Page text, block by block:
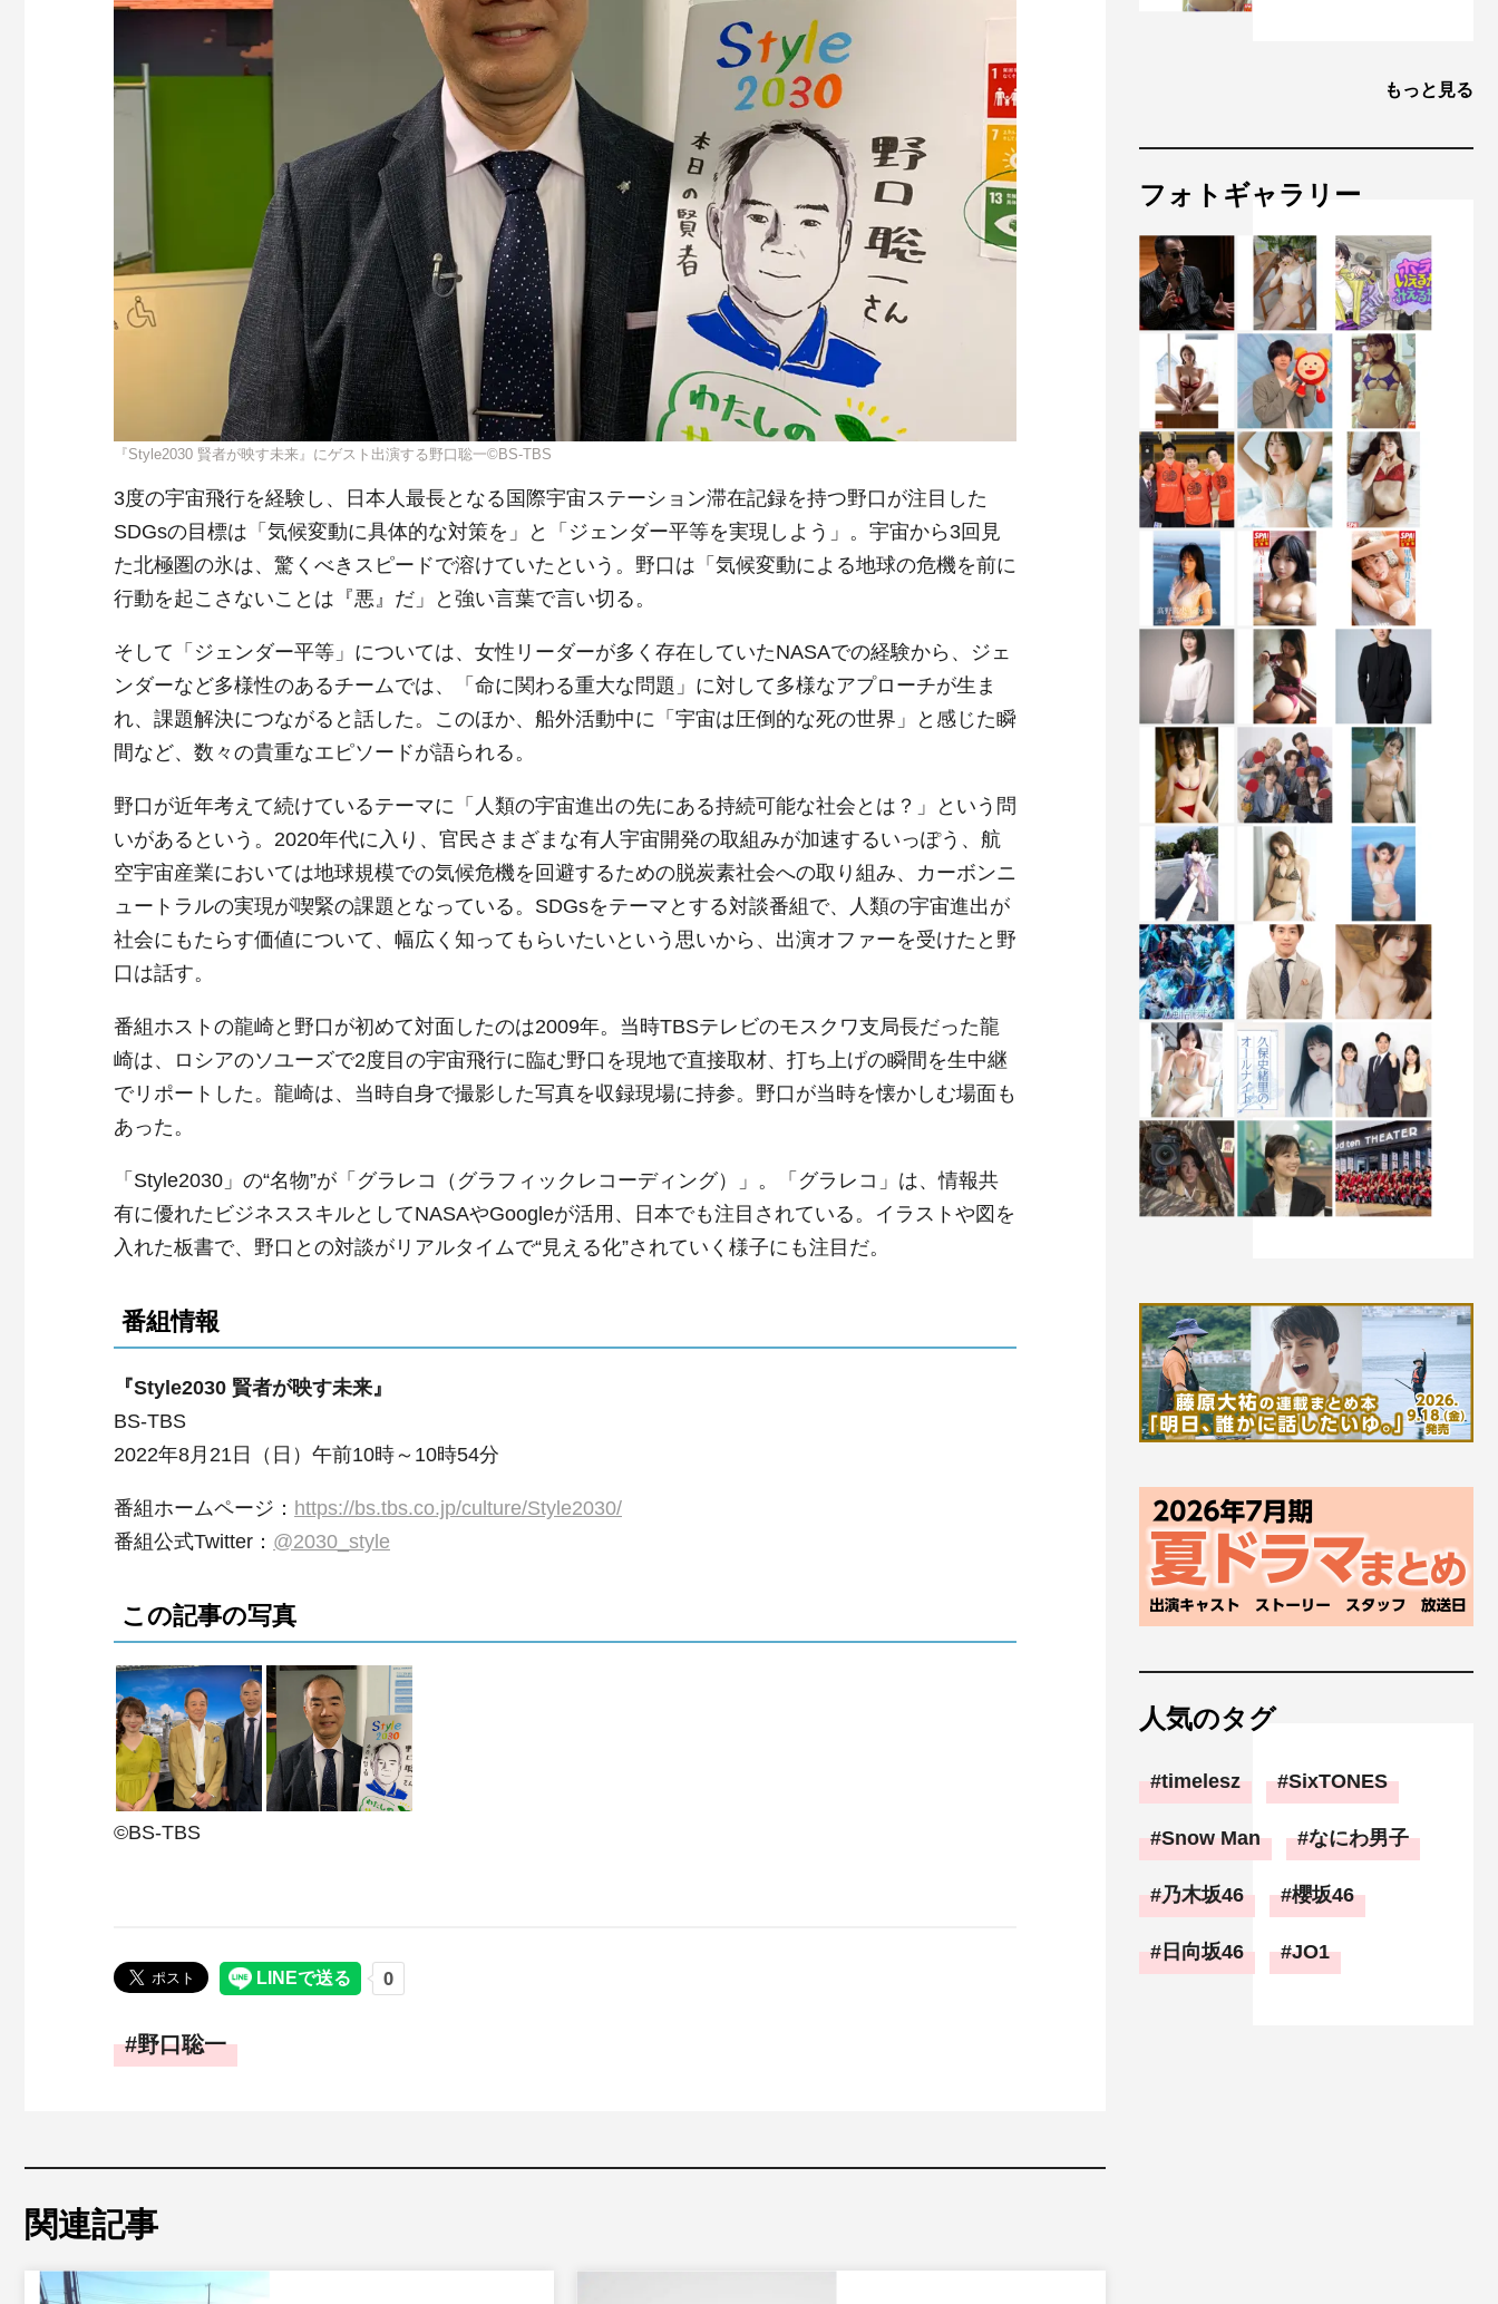
『Style2030 賢者が映す未来』にゲスト出演する野口聡一©BS-TBS
3度の宇宙飛行を経験し、日本人最長となる国際宇宙ステーション滞在記録を持つ野口が注目した
SDGsの目標は「気候変動に具体的な対策を」と「ジェンダー平等を実現しよう」。宇宙から3回見
た北極圏の氷は、驚くべきスピードで溶けていたという。野口は「気候変動による地球の危機を前に
行動を起こさないことは『悪』だ」と強い言葉で言い切る。
そして「ジェンダー平等」については、女性リーダーが多く存在していたNASAでの経験から、ジェ
ンダーなど多様性のあるチームでは、「命に関わる重大な問題」に対して多様なアプローチが生ま
れ、課題解決につながると話した。このほか、船外活動中に「宇宙は圧倒的な死の世界」と感じた瞬
間など、数々の貴重なエピソードが語られる。
野口が近年考えて続けているテーマに「人類の宇宙進出の先にある持続可能な社会とは？」という問
いがあるという。2020年代に入り、官民さまざまな有人宇宙開発の取組みが加速するいっぽう、航
空宇宙産業においては地球規模での気候危機を回避するための脱炭素社会への取り組み、カーボンニ
ュートラルの実現が喫緊の課題となっている。SDGsをテーマとする対談番組で、人類の宇宙進出が
社会にもたらす価値について、幅広く知ってもらいたいという思いから、出演オファーを受けたと野
口は話す。
番組ホストの龍崎と野口が初めて対面したのは2009年。当時TBSテレビのモスクワ支局長だった龍
崎は、ロシアのソユーズで2度目の宇宙飛行に臨む野口を現地で直接取材、打ち上げの瞬間を生中継
でリポートした。龍崎は、当時自身で撮影した写真を収録現場に持参。野口が当時を懐かしむ場面も
あった。
「Style2030」の“名物”が「グラレコ（グラフィックレコーディング）」。「グラレコ」は、情報共
有に優れたビジネススキルとしてNASAやGoogleが活用、日本でも注目されている。イラストや図を
入れた板書で、野口との対談がリアルタイムで“見える化”されていく様子にも注目だ。
番組情報
『Style2030 賢者が映す未来』
BS-TBS
2022年8月21日（日）午前10時～10時54分
番組ホームページ： https://bs.tbs.co.jp/culture/Style2030/
番組公式Twitter： @2030_style
この記事の写真
©BS-TBS
野口聡一
関連記事
もっと見る
フォトギャラリー
人気のタグ
timelesz SixTONES
Snow Man なにわ男子
乃木坂46 櫻坂46
日向坂46 JO1